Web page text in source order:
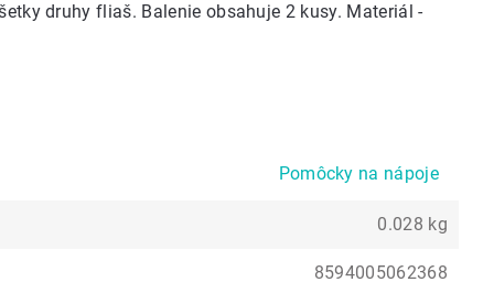
druhy fliaš. Balenie obsahuje 2 kusy. Materiál -
Pomôcky na nápoje
0.028 kg
8594005062368